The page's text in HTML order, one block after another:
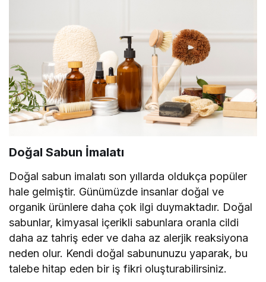
Doğal Sabun İmalatı
Doğal sabun imalatı son yıllarda oldukça popüler
hale gelmiştir. Günümüzde insanlar doğal ve
organik ürünlere daha çok ilgi duymaktadır. Doğal
sabunlar, kimyasal içerikli sabunlara oranla cildi
daha az tahriş eder ve daha az alerjik reaksiyona
neden olur. Kendi doğal sabununuzu yaparak, bu
talebe hitap eden bir iş fikri oluşturabilirsiniz.